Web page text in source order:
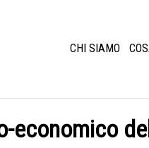
CHI SIAMO
economico